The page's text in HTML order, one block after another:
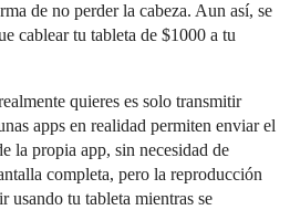
de no perder la cabeza. Aun así, se
cablear tu tableta de $1000 a tu
quieres es solo transmitir
apps en realidad permiten enviar el
la propia app, sin necesidad de
completa, pero la reproducción
usando tu tableta mientras se